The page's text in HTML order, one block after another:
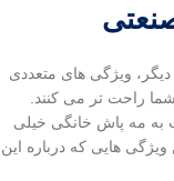
ویژگی های متعددی
راحت تر می کنند.
به مه پاش خانگی خیلی
هایی که درباره این